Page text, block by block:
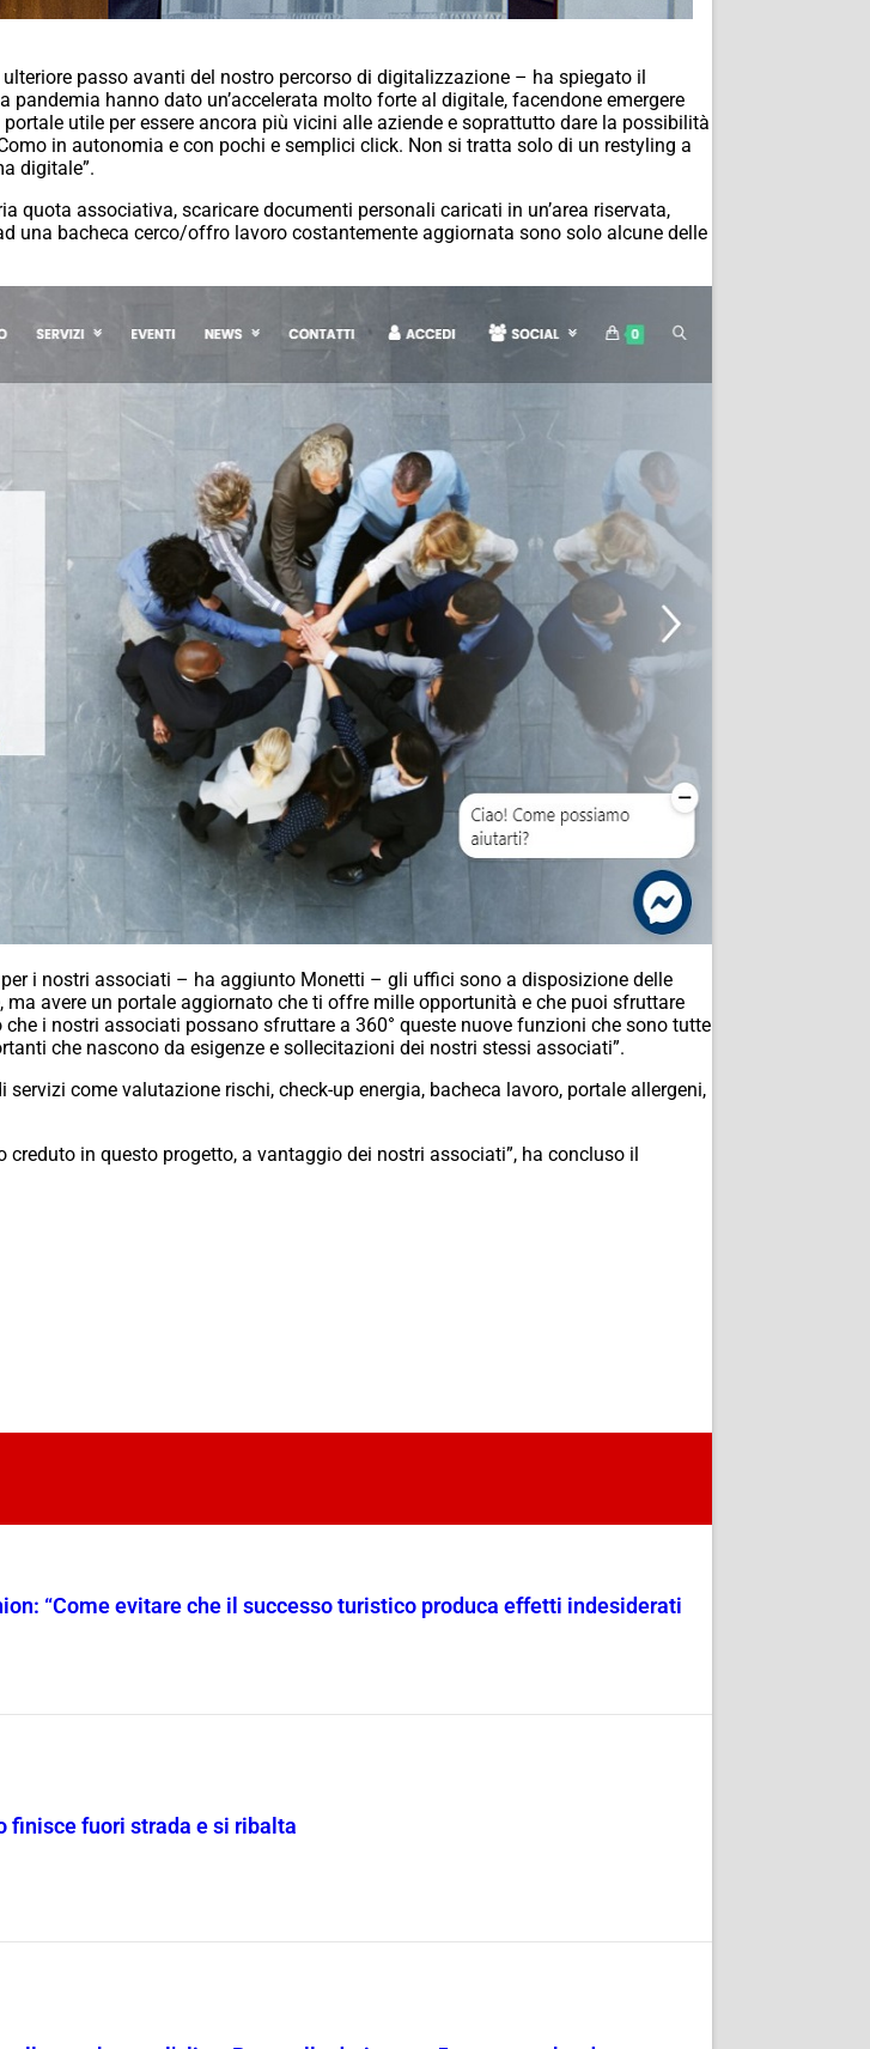
passo avanti del nostro percorso di digitalizzazione – ha spiegato il
pandemia hanno dato un’accelerata molto forte al digitale, facendone emergere
utile per essere ancora più vicini alle aziende e soprattutto dare la possibilità
in autonomia e con pochi e semplici click. Non si tratta solo di un restyling a
digitale”.
quota associativa, scaricare documenti personali caricati in un’area riservata,
una bacheca cerco/offro lavoro costantemente aggiornata sono solo alcune delle
i nostri associati – ha aggiunto Monetti – gli uffici sono a disposizione delle
avere un portale aggiornato che ti offre mille opportunità e che puoi sfruttare
i nostri associati possano sfruttare a 360° queste nuove funzioni che sono tutte
che nascono da esigenze e sollecitazioni dei nostri stessi associati”.
come valutazione rischi, check-up energia, bacheca lavoro, portale allergeni,
in questo progetto, a vantaggio dei nostri associati”, ha concluso il
“Come evitare che il successo turistico produca effetti indesiderati
finisce fuori strada e si ribalta